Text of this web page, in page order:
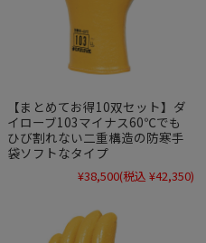
【まとめてお得10双セット】ダ
イローブ103マイナス60℃でも
ひび割れない二重構造の防寒手
袋ソフトなタイプ
¥38,500(税込 ¥42,350)